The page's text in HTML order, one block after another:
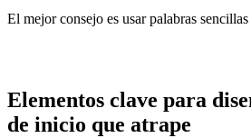
El mejor consejo es usar palabras
Elementos clave para
de inicio que atrape